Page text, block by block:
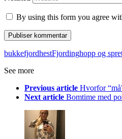
By using this form you agree
bukkefjordhestFjordinghopp og
See more
Previous article Hvorfor
Next article Bomtime med